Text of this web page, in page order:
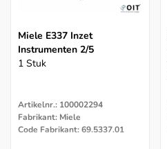
Miele E337 Inzet
Instrumenten 2/5
1 Stuk
Artikelnr.: 100002294
Fabrikant: Miele
Code Fabrikant: 69.5337.01